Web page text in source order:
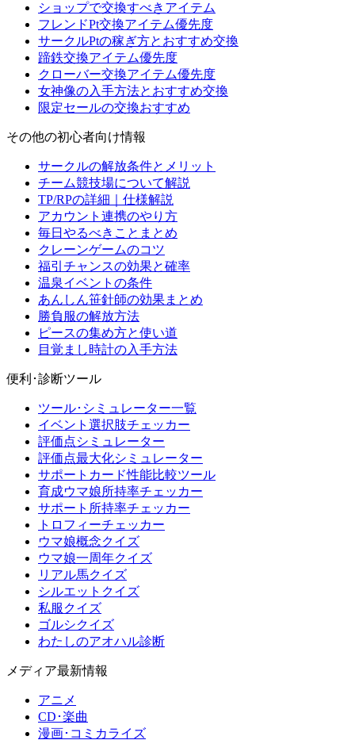
ショップで交換すべきアイテム
フレンドPt交換アイテム優先度
サークルPtの稼ぎ方とおすすめ交換
蹄鉄交換アイテム優先度
クローバー交換アイテム優先度
女神像の入手方法とおすすめ交換
限定セールの交換おすすめ
その他の初心者向け情報
サークルの解放条件とメリット
チーム競技場について解説
TP/RPの詳細｜仕様解説
アカウント連携のやり方
毎日やるべきことまとめ
クレーンゲームのコツ
福引チャンスの効果と確率
温泉イベントの条件
あんしん笹針師の効果まとめ
勝負服の解放方法
ピースの集め方と使い道
目覚まし時計の入手方法
便利･診断ツール
ツール･シミュレーター一覧
イベント選択肢チェッカー
評価点シミュレーター
評価点最大化シミュレーター
サポートカード性能比較ツール
育成ウマ娘所持率チェッカー
サポート所持率チェッカー
トロフィーチェッカー
ウマ娘概念クイズ
ウマ娘一周年クイズ
リアル馬クイズ
シルエットクイズ
私服クイズ
ゴルシクイズ
わたしのアオハル診断
メディア最新情報
アニメ
CD･楽曲
漫画･コミカライズ